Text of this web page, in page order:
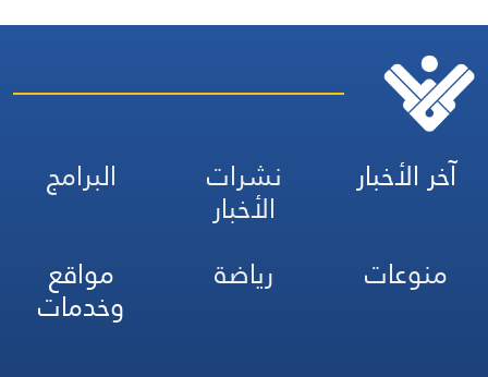
آخر الأخبار نشرات
الأخبار
البرامج
منوعات
رياضة مواقع
وخدمات